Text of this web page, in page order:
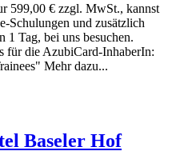
599,00 € zzgl. MwSt., kannst
Schulungen und zusätzlich
1 Tag, bei uns besuchen.
für die AzubiCard-InhaberIn:
Mehr dazu...
Baseler Hof